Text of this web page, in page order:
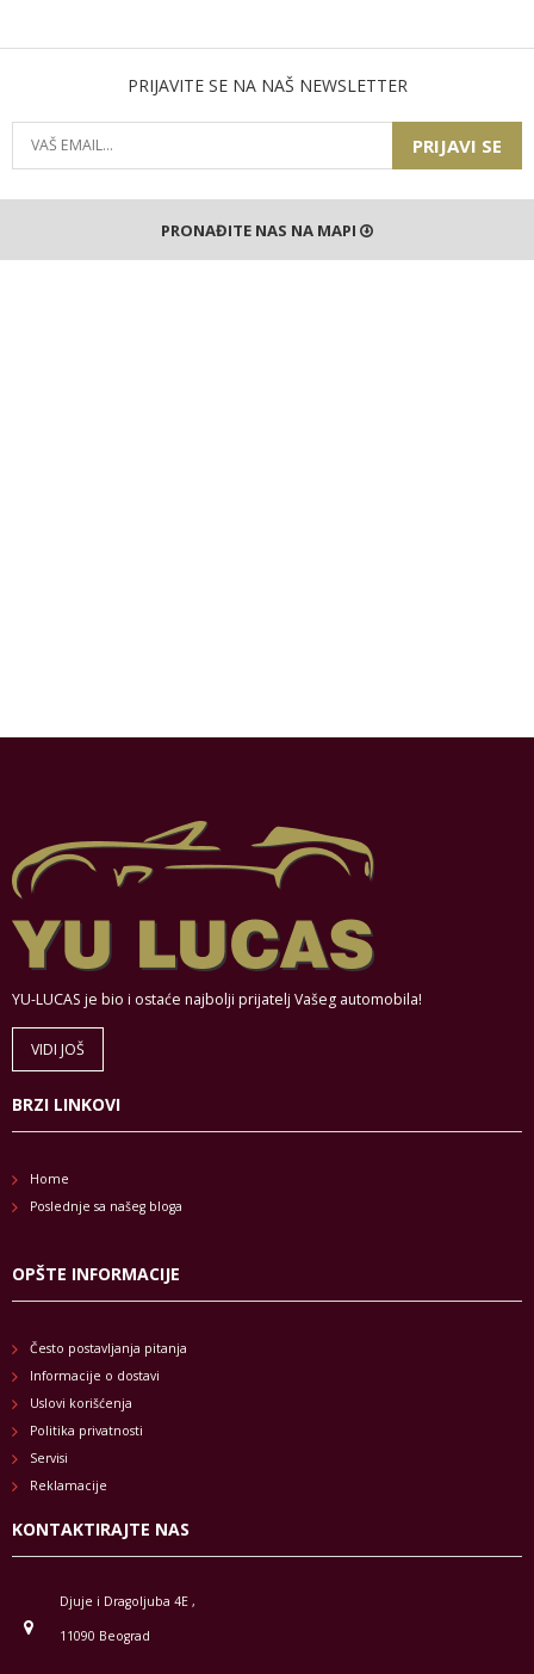
PRIJAVITE SE NA NAŠ NEWSLETTER
PRIJAVI SE
PRONAĐITE NAS NA MAPI
YU-LUCAS je bio i ostaće najbolji prijatelj Vašeg automobila!
VIDI JOŠ
BRZI LINKOVI
Home
Poslednje sa našeg bloga
OPŠTE INFORMACIJE
Često postavljanja pitanja
Informacije o dostavi
Uslovi korišćenja
Politika privatnosti
Servisi
Reklamacije
KONTAKTIRAJTE NAS
Djuje i Dragoljuba 4E ,
11090 Beograd